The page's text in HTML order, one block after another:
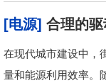
[电源] 合理的
在现代城市建设中，
量和能源利用效率。